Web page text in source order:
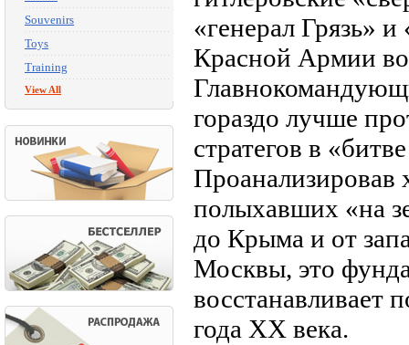
Souvenirs
Toys
Training
View All
«генерал Грязь»
Красной Армии
гораздо лучше
стратегов в
Проанализировав
полыхавших «на
до Крыма и от
Москвы, это
восстанавливает
года XX века.